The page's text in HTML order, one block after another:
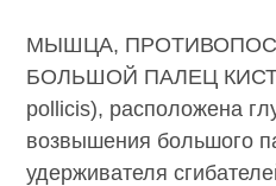
МЫШЦА,
БОЛЬШОЙ ПАЛЕЦ
pollicis), расположена
возвышения большого
удерживателя